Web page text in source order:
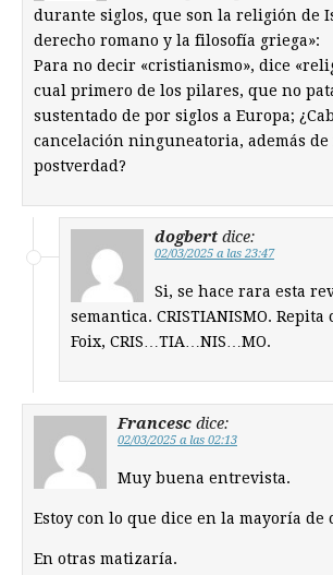
durante siglos, que son la religión de
derecho romano y la filosofía griega»:
Para no decir «cristianismo», dice
cual primero de los pilares, que no
sustentado de por siglos a Europa;
cancelación ninguneatoria, además de
postverdad?
dogbert dice:
02/03/2025 a las 23:47
Si, se hace rara esta
semantica. CRISTIANISMO. Repita
Foix, CRIS…TIA…NIS…MO.
Francesc dice:
02/03/2025 a las 02:13
Muy buena entrevista.
Estoy con lo que dice en la mayoría de
En otras matizaría.